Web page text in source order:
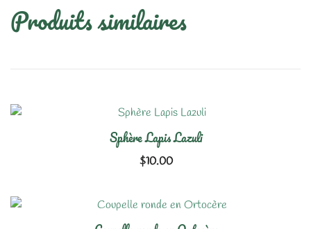
Produits similaires
Sphère Lapis Lazuli
$10.00